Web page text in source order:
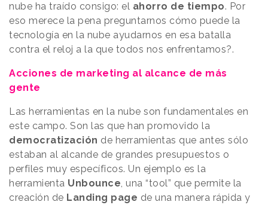
nube ha traído consigo: el ahorro de tiempo. Por
eso merece la pena preguntarnos cómo puede la
tecnología en la nube ayudarnos en esa batalla
contra el reloj a la que todos nos enfrentamos?.
Acciones de marketing al alcance de más
gente
Las herramientas en la nube son fundamentales en
este campo. Son las que han promovido la
democratización de herramientas que antes sólo
estaban al alcande de grandes presupuestos o
perfiles muy específicos. Un ejemplo es la
herramienta Unbounce, una “tool” que permite la
creación de Landing page de una manera rápida y